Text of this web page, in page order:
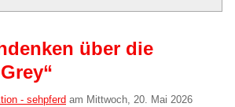
über die
- sehpferd am Mittwoch, 20. Mai 2026